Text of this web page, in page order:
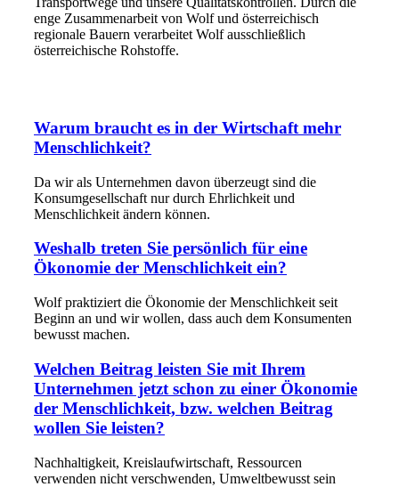
enge Zusammenarbeit von Wolf und österreichisch
regionale Bauern verarbeitet Wolf ausschließlich
österreichische Rohstoffe.
Warum braucht es in der Wirtschaft mehr
Menschlichkeit?
Da wir als Unternehmen davon überzeugt sind die
Konsumgesellschaft nur durch Ehrlichkeit und
Menschlichkeit ändern können.
Weshalb treten Sie persönlich für eine
Ökonomie der Menschlichkeit ein?
Wolf praktiziert die Ökonomie der Menschlichkeit seit
Beginn an und wir wollen, dass auch dem Konsumenten
bewusst machen.
Welchen Beitrag leisten Sie mit Ihrem
Unternehmen jetzt schon zu einer Ökonomie
der Menschlichkeit, bzw. welchen Beitrag
wollen Sie leisten?
Nachhaltigkeit, Kreislaufwirtschaft, Ressourcen
verwenden nicht verschwenden, Umweltbewusst sein